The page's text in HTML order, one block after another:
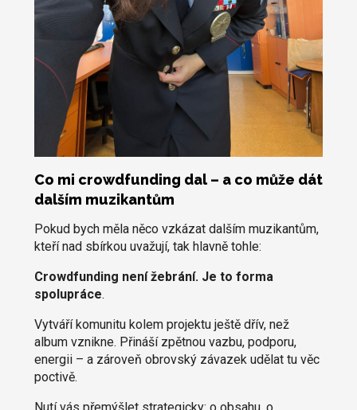
Co mi crowdfunding dal – a co může dát
dalším muzikantům
Pokud bych měla něco vzkázat dalším muzikantům,
kteří nad sbírkou uvažují, tak hlavně tohle:
Crowdfunding není žebrání. Je to forma
spolupráce.
Vytváří komunitu kolem projektu ještě dřív, než
album vznikne. Přináší zpětnou vazbu, podporu,
energii – a zároveň obrovský závazek udělat tu věc
poctivě.